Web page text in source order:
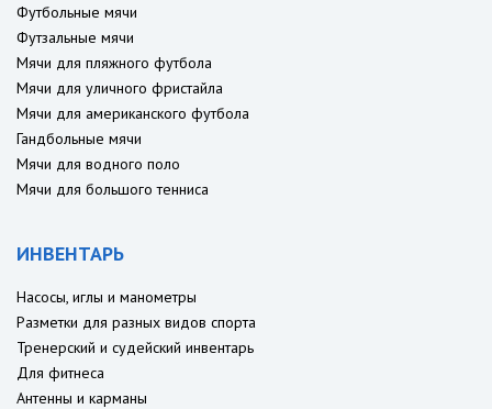
Футбольные мячи
Футзальные мячи
Мячи для пляжного футбола
Мячи для уличного фристайла
Мячи для американского футбола
Гандбольные мячи
Мячи для водного поло
Мячи для большого тенниса
ИНВЕНТАРЬ
Насосы, иглы и манометры
Разметки для разных видов спорта
Тренерский и судейский инвентарь
Для фитнеса
Антенны и карманы